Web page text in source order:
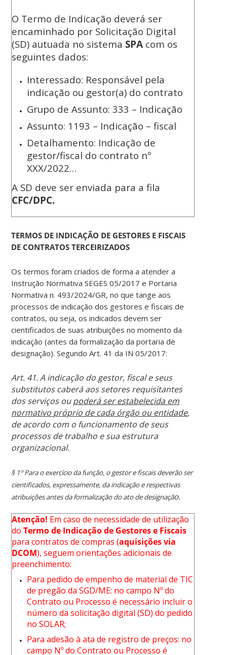
O Termo de Indicação deverá ser
encaminhado por Solicitação Digital
(SD) autuada no sistemaSPA com os
seguintes dados:
Interessado: Responsável pela
indicação ou gestor(a) do contrato
Grupo de Assunto: 333 – Indicação
Assunto: 1193 – Indicação – fiscal
Detalhamento: Indicação de
gestor/fiscal do contrato nº
XXX/2022…
A SD deve ser enviada para a fila
CFC/DPC.
TERMOS DE INDICAÇÃO DE GESTORES E FISCAIS
DE CONTRATOS TERCEIRIZADOS
Os termos foram criados de forma a atender a
Instrução Normativa SEGES 05/2017 e Portaria
Normativa n. 493/2024/GR, no que tange aos
processos de indicação dos gestores e fiscais de
contratos, ou seja, os indicados devem ser
cientificados de suas atribuições no momento da
indicação (antes da formalização da portaria de
designação). Segundo Art. 41 da IN 05/2017:
Art. 41. A indicação do gestor, fiscal e seus
substitutos caberá aos setores requisitantes
dos serviços oupoderá ser estabelecida em
normativo próprio de cada órgão ou entidade,
de acordo com o funcionamento de seus
processos de trabalho e sua estrutura
organizacional.
§ 1º Para o exercício da função, o gestor e fiscais deverão ser
cientificados, expressamente, da indicação e respectivas
atribuições antes da formalização do ato de designação.
Atenção! Em caso de necessidade de utilização
do Termo de Indicação de Gestores e Fiscais
para contratos de compras (aquisições via
DCOM), seguem orientações adicionais de
preenchimento:
Para pedido de empenho de material de TIC
de pregão da SGD/ME: no campo Nº do
Contrato ou Processo é necessário incluir o
número da solicitação digital (SD) do pedido
no SOLAR;
Para adesão à ata de registro de preços: no
campo Nº do Contrato ou Processo é